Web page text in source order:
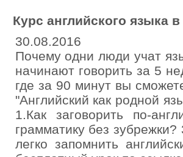
Курс английского языка
30.08.2016
Почему одни люди учат
начинают говорить за 5
где за 90 минут вы
"Английский как родной
1.Как заговорить по-
грамматику без
легко запомнить